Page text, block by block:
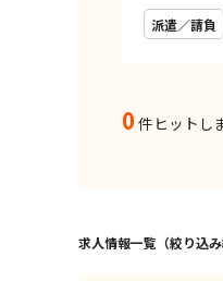
派遣／請負
0 件ヒットし
求人情報一覧（絞り込み